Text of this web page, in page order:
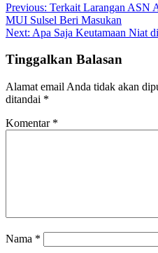
Previous: Terkait Larangan ASN
MUI Sulsel Beri Masukan
Next: Apa Saja Keutamaan Niat
Tinggalkan Balasan
Alamat email Anda tidak akan
ditandai *
Komentar *
Nama *